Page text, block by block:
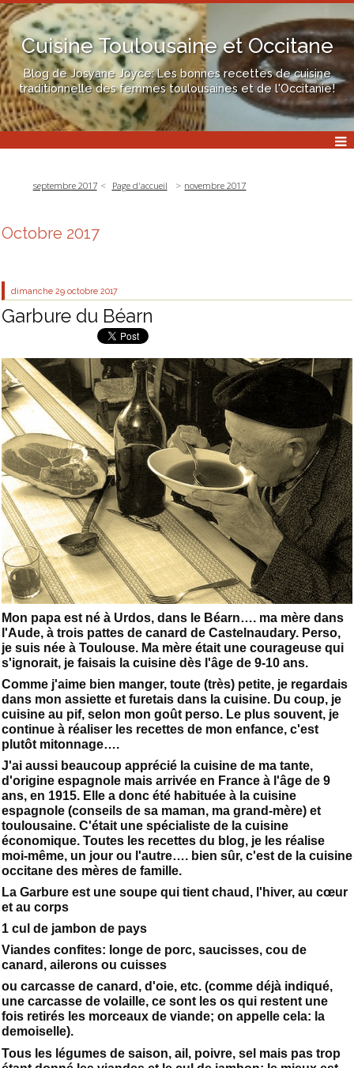
Cuisine Toulousaine et Occitane
Blog de Josyane Joyce: Les bonnes recettes de cuisine
traditionnelle des femmes toulousaines et de l'Occitanie!
septembre 2017 Page d'accueil novembre 2017
Octobre 2017
dimanche 29 octobre 2017
Garbure du Béarn
Mon papa est né à Urdos, dans le Béarn…. ma mère dans
l'Aude, à trois pattes de canard de Castelnaudary. Perso,
je suis née à Toulouse. Ma mère était une courageuse qui
s'ignorait, je faisais la cuisine dès l'âge de 9-10 ans.
Comme j'aime bien manger, toute (très) petite, je regardais
dans mon assiette et furetais dans la cuisine. Du coup, je
cuisine au pif, selon mon goût perso. Le plus souvent, je
continue à réaliser les recettes de mon enfance, c'est
plutôt mitonnage….
J'ai aussi beaucoup apprécié la cuisine de ma tante,
d'origine espagnole mais arrivée en France à l'âge de 9
ans, en 1915. Elle a donc été habituée à la cuisine
espagnole (conseils de sa maman, ma grand-mère) et
toulousaine. C'était une spécialiste de la cuisine
économique. Toutes les recettes du blog, je les réalise
moi-même, un jour ou l'autre…. bien sûr, c'est de la cuisine
occitane des mères de famille.
La Garbure est une soupe qui tient chaud, l'hiver, au cœur
et au corps
1 cul de jambon de pays
Viandes confites: longe de porc, saucisses, cou de
canard, ailerons ou cuisses
ou carcasse de canard, d'oie, etc. (comme déjà indiqué,
une carcasse de volaille, ce sont les os qui restent une
fois retirés les morceaux de viande; on appelle cela: la
demoiselle).
Tous les légumes de saison, ail, poivre, sel mais pas trop